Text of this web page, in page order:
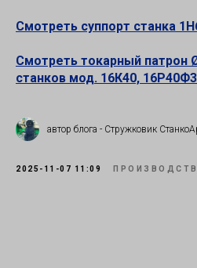
Смотреть суппорт станка
Смотреть токарный патрон
станков мод. 16К40,
автор блога - Стружковик
2025-11-07 11:09